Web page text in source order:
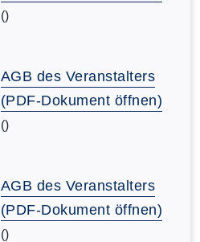
()
AGB des Veranstalters
(PDF-Dokument öffnen)
()
AGB des Veranstalters
(PDF-Dokument öffnen)
()